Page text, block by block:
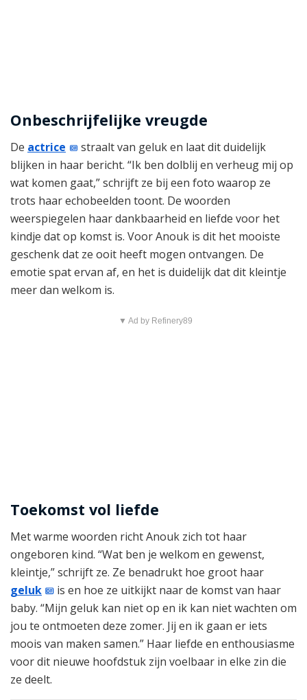
Onbeschrijfelijke vreugde
De actrice
straalt van geluk en laat dit duidelijk
blijken in haar bericht. “Ik ben dolblij en verheug mij op
wat komen gaat,” schrijft ze bij een foto waarop ze
trots haar echobeelden toont. De woorden
weerspiegelen haar dankbaarheid en liefde voor het
kindje dat op komst is. Voor Anouk is dit het mooiste
geschenk dat ze ooit heeft mogen ontvangen. De
emotie spat ervan af, en het is duidelijk dat dit kleintje
meer dan welkom is.
▼ Ad by Refinery89
Toekomst vol liefde
Met warme woorden richt Anouk zich tot haar
ongeboren kind. “Wat ben je welkom en gewenst,
kleintje,” schrijft ze. Ze benadrukt hoe groot haar
geluk
is en hoe ze uitkijkt naar de komst van haar
baby. “Mijn geluk kan niet op en ik kan niet wachten om
jou te ontmoeten deze zomer. Jij en ik gaan er iets
moois van maken samen.” Haar liefde en enthousiasme
voor dit nieuwe hoofdstuk zijn voelbaar in elke zin die
ze deelt.